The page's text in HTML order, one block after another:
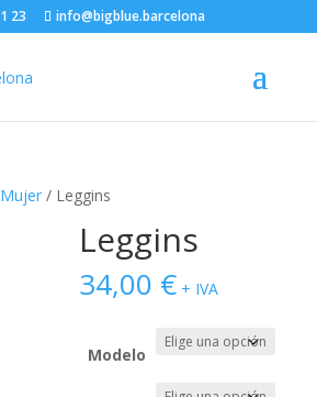
23 info@bigblue.barcelona
Mujer/ Leggins
Leggins
34,00 € + IVA
Modelo